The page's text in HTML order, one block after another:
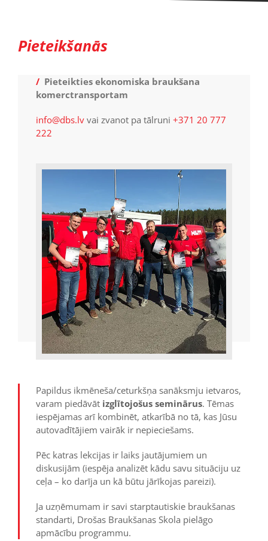
Pieteikšanās
/ Pieteikties ekonomiska braukšana
komerctransportam
info@dbs.lv vai zvanot pa tālruni +371 20 777
222
Papildus ikmēneša/ceturkšņa sanāksmju ietvaros,
varam piedāvāt izglītojošus seminārus. Tēmas
iespējamas arī kombinēt, atkarībā no tā, kas Jūsu
autovadītājiem vairāk ir nepieciešams.
Pēc katras lekcijas ir laiks jautājumiem un
diskusijām (iespēja analizēt kādu savu situāciju uz
ceļa – ko darīja un kā būtu jārīkojas pareizi).
Ja uzņēmumam ir savi starptautiskie braukšanas
standarti, Drošas Braukšanas Skola pielāgo
apmācību programmu.